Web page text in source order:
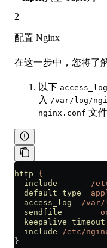
2
配置 Nginx
在这一步中，您将了
以下 access_log
入 /var/log/
nginx.conf 文
http {
  include
/
  default_type
  access_log
/
  sendfile
  keepalive_timeout
  include
/etc/
}